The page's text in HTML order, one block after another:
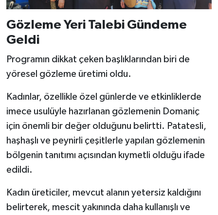
Gözleme Yeri Talebi Gündeme
Geldi
Programın dikkat çeken başlıklarından biri de
yöresel gözleme üretimi oldu.
Kadınlar, özellikle özel günlerde ve etkinliklerde
imece usulüyle hazırlanan gözlemenin Domaniç
için önemli bir değer olduğunu belirtti. Patatesli,
haşhaşlı ve peynirli çeşitlerle yapılan gözlemenin
bölgenin tanıtımı açısından kıymetli olduğu ifade
edildi.
Kadın üreticiler, mevcut alanın yetersiz kaldığını
belirterek, mescit yakınında daha kullanışlı ve